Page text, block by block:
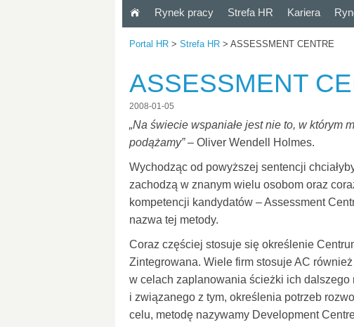
Rynek pracy Strefa HR Kariera
Portal HR > Strefa HR > ASSESSMENT CENTRE
ASSESSMENT
2008-01-05
„Na świecie wspaniałe jest nie to, w którym
podążamy”– Oliver Wendell Holmes.
Wychodząc od powyższej sentencji
zachodzą w znanym wielu osobom oraz
kompetencji kandydatów – Assessment
nazwa tej metody.
Coraz częściej stosuje się określenie
Zintegrowana. Wiele firm stosuje AC
w celach zaplanowania ścieżki ich
i związanego z tym, określenia potrzeb
celu, metodę nazywamy Development